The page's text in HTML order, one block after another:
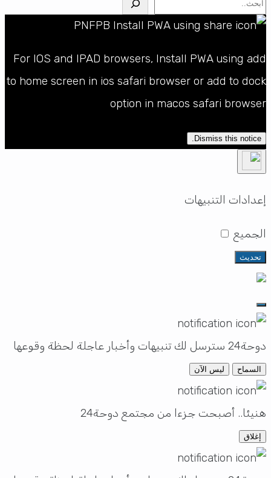
البحث
For IOS and IPAD browsers, Install PWA using add
to home screen in ios safari browser or add to dock
option in macos safari browser
Dismiss this notice.
إعدادات التنبيهات
الجميع
تحديث
دوحة24 سترسل لك تنبيهات وأخبار عاجلة لحظة وقوعها
السماح ليس الآن
هنيئا.. أصبحت جزءا من مجتمع دوحة24
إغلاق